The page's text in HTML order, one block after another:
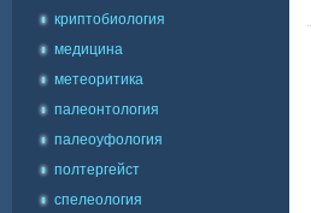
криптобиология
медицина
метеоритика
палеонтология
палеоуфология
полтергейст
спелеология